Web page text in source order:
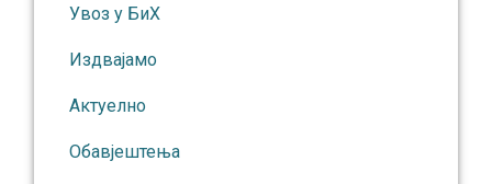
Увоз у БиХ
Издвајамо
Актуелно
Обавјештења